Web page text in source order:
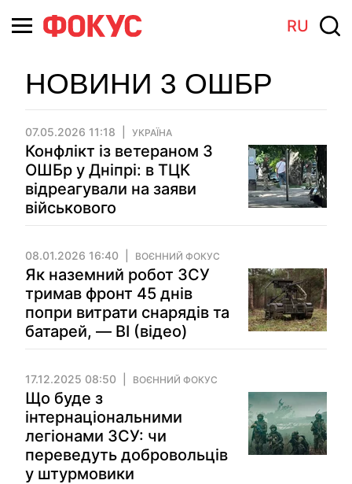
RU
НОВИНИ 3 ОШБР
07.05.2026 11:18 УКРАЇНА
Конфлікт із ветераном 3
ОШБр у Дніпрі: в ТЦК
відреагували на заяви
військового
08.01.2026 16:40 ВОЄННИЙ ФОКУС
Як наземний робот ЗСУ
тримав фронт 45 днів
попри витрати снарядів та
батарей, — BI (відео)
17.12.2025 08:50 ВОЄННИЙ ФОКУС
Що буде з
інтернаціональними
легіонами ЗСУ: чи
переведуть добровольців
у штурмовики